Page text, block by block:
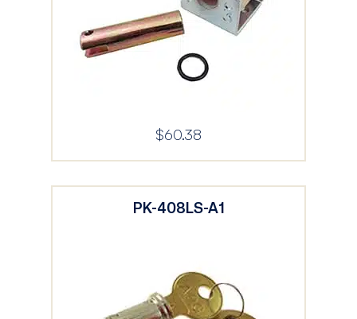
$60.38
PK-408LS-A1